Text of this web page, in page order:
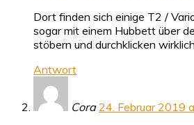
Dort finden sich einige T2 /
sogar mit einem Hubbett über
stöbern und durchklicken
Antwort
Cora 24. Februar 2019